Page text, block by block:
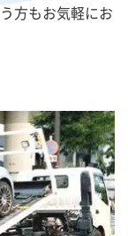
方もお気軽にお